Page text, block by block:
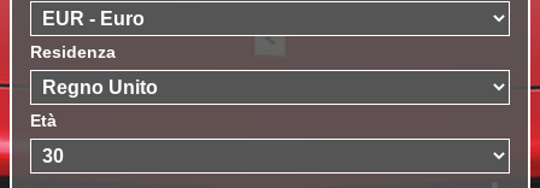
Residenza
Età